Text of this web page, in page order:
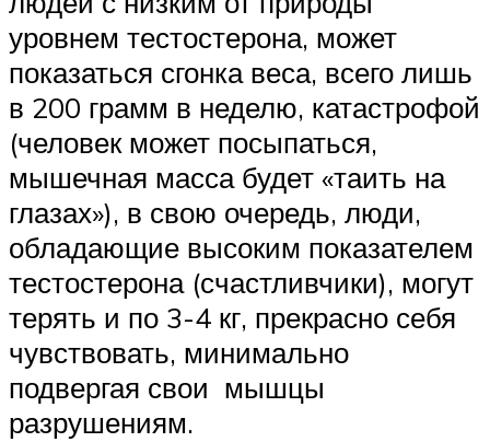
уровнем тестостерона, может
показаться сгонка веса, всего лишь
в 200 грамм в неделю, катастрофой
(человек может посыпаться,
мышечная масса будет «таить на
глазах»), в свою очередь, люди,
обладающие высоким показателем
тестостерона (счастливчики), могут
терять и по 3-4 кг, прекрасно себя
чувствовать, минимально
подвергая свои мышцы
разрушениям.